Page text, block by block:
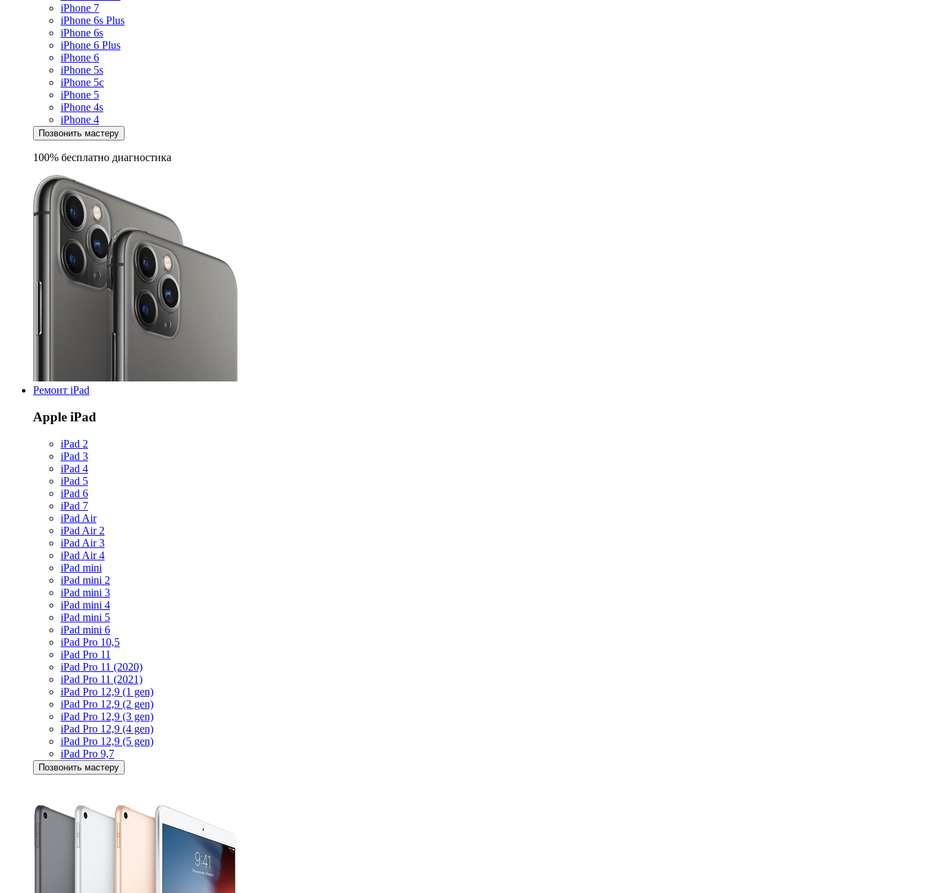
iPhone 7
iPhone 6s Plus
iPhone 6s
iPhone 6 Plus
iPhone 6
iPhone 5s
iPhone 5c
iPhone 5
iPhone 4s
iPhone 4
Позвонить мастеру
100% бесплатно диагностика
Ремонт iPad
Apple iPad
iPad 2
iPad 3
iPad 4
iPad 5
iPad 6
iPad 7
iPad Air
iPad Air 2
iPad Air 3
iPad Air 4
iPad mini
iPad mini 2
iPad mini 3
iPad mini 4
iPad mini 5
iPad mini 6
iPad Pro 10,5
iPad Pro 11
iPad Pro 11 (2020)
iPad Pro 11 (2021)
iPad Pro 12,9 (1 gen)
iPad Pro 12,9 (2 gen)
iPad Pro 12,9 (3 gen)
iPad Pro 12,9 (4 gen)
iPad Pro 12,9 (5 gen)
iPad Pro 9,7
Позвонить мастеру